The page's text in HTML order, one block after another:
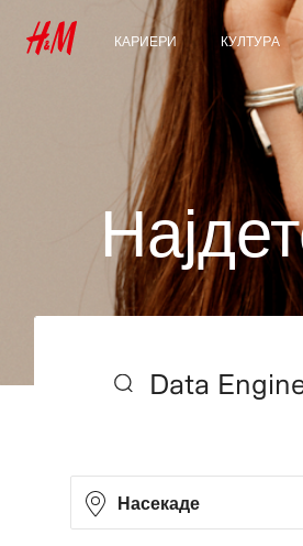
КАРИЕРИ
Откријте ги нашите
области на работење
Студентски и рани
кариери
КУЛТУРА
Нашата
Најдет
Насекаде